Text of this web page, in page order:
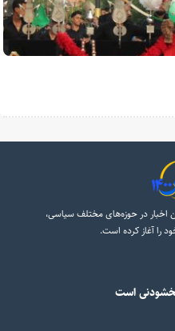
اخبار در حوزه‌های مختلف سیاسی،
را آغاز کرده است.
است